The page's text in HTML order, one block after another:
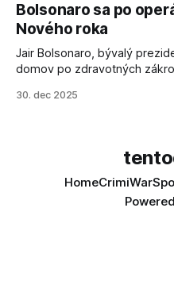
sa odvoláva agentúra AFP.
Bolsonaro sa po
Nového roka
Jair Bolsonaro, bývalý
domov po zdravotných
30. dec 2025
HomeCrimiWar